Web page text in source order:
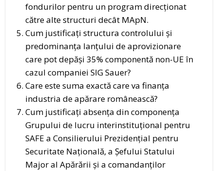
fondurilor pentru un program direcționat
către alte structuri decât MApN.
Cum justificați structura controlului și
predominanța lanțului de aprovizionare
care pot depăși 35% componentă non-UE în
cazul companiei SIG Sauer?
Care este suma exactă care va finanța
industria de apărare românească?
Cum justificați absența din componența
Grupului de lucru interinstituțional pentru
SAFE a Consilierului Prezidențial pentru
Securitate Națională, a Șefului Statului
Major al Apărării și a comandanților